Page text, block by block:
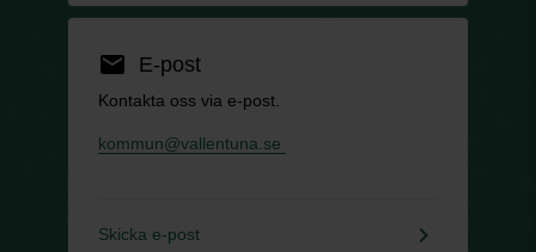
email E-post
Kontakta oss via e-post.
kommun@vallentuna.se
Skicka e-post keyboard_arrow_right